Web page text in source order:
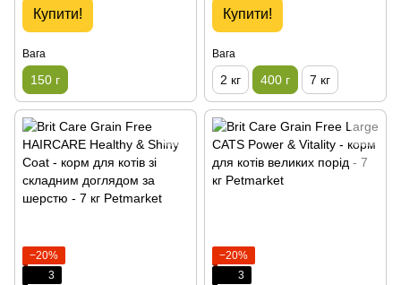
Купити!
Вага
150 г
Купити!
Вага
2 кг 400 г 7 кг
−20%
3
−20%
3